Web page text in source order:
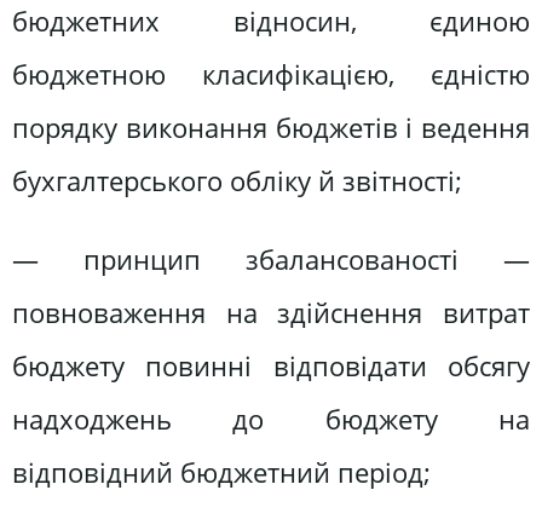
бюджетних відносин, єдиною
бюджетною класифікацією, єдністю
порядку виконання бюджетів і ведення
бухгалтерського обліку й звітності;
— принцип збалансованості —
повноваження на здійснення витрат
бюджету повинні відповідати обсягу
надходжень до бюджету на
відповідний бюджетний період;